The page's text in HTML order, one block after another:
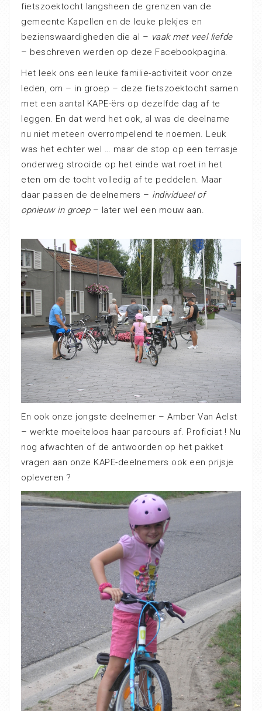
fietszoektocht langsheen de grenzen van de
gemeente Kapellen en de leuke plekjes en
bezienswaardigheden die al – vaak met veel liefde
– beschreven werden op deze Facebookpagina.
Het leek ons een leuke familie-activiteit voor onze
leden, om – in groep – deze fietszoektocht samen
met een aantal KAPE-ërs op dezelfde dag af te
leggen. En dat werd het ook, al was de deelname
nu niet meteen overrompelend te noemen. Leuk
was het echter wel … maar de stop op een terrasje
onderweg strooide op het einde wat roet in het
eten om de tocht volledig af te peddelen. Maar
daar passen de deelnemers – individueel of
opnieuw in groep– later wel een mouw aan.
En ook onze jongste deelnemer – Amber Van Aelst
– werkte moeiteloos haar parcours af. Proficiat ! Nu
nog afwachten of de antwoorden op het pakket
vragen aan onze KAPE-deelnemers ook een prijsje
opleveren ?